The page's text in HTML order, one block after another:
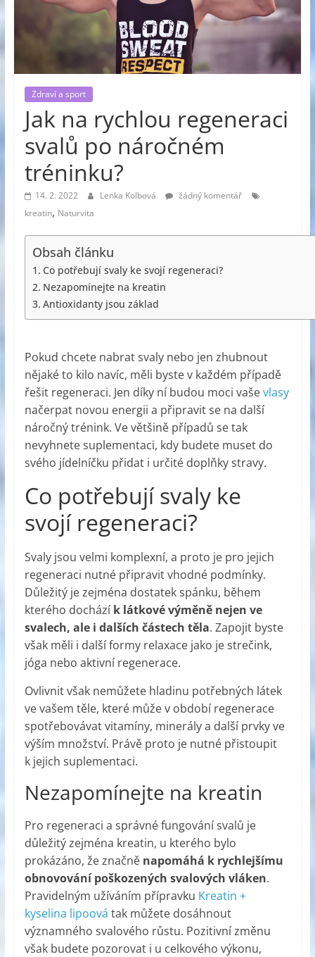
Zdraví a sport
Jak na rychlou regeneraci
svalů po náročném
tréninku?
14. 2. 2022 Lenka Kolbová
žádný komentář
kreatin, Naturvita
Obsah článku
Co potřebují svaly ke svojí regeneraci?
Nezapomínejte na kreatin
Antioxidanty jsou základ
Pokud chcete nabrat svaly nebo jen zhubnout
nějaké to kilo navíc, měli byste v každém případě
řešit regeneraci. Jen díky ní budou moci vaševlasy
načerpat novou energii a připravit se na další
náročný trénink. Ve většině případů se tak
nevyhnete suplementaci, kdy budete muset do
svého jídelníčku přidat i určité doplňky stravy.
Co potřebují svaly ke
svojí regeneraci?
Svaly jsou velmi komplexní, a proto je pro jejich
regeneraci nutné připravit vhodné podmínky.
Důležitý je zejména dostatek spánku, během
kterého dochází k látkové výměně nejen ve
svalech, ale i dalších částech těla. Zapojit byste
však měli i další formy relaxace jako je strečink,
jóga nebo aktivní regenerace.
Ovlivnit však nemůžete hladinu potřebných látek
ve vašem těle, které může v období regenerace
spotřebovávat vitamíny, minerály a další prvky ve
výším množství. Právě proto je nutné přistoupit
k jejich suplementaci.
Nezapomínejte na kreatin
Pro regeneraci a správné fungování svalů je
důležitý zejména kreatin, u kterého bylo
prokázáno, že značně napomáhá k rychlejšímu
obnovování poškozených svalových vláken.
Pravidelným užíváním přípravku Kreatin +
kyselina lipoová tak můžete dosáhnout
významného svalového růstu. Pozitivní změnu
však budete pozorovat i u celkového výkonu,